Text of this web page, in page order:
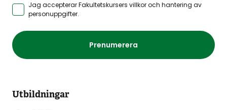
Jag accepterar Fakultetskursers villkor och hantering av
personuppgifter.
Prenumerera
Utbildningar